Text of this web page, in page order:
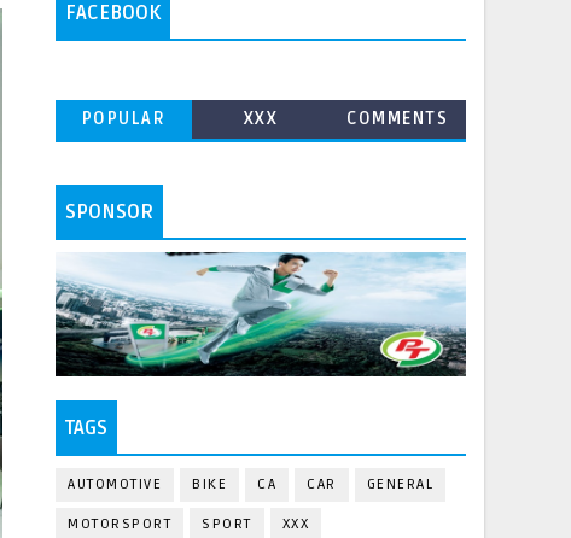
FACEBOOK
POPULAR XXX COMMENTS
SPONSOR
TAGS
AUTOMOTIVE BIKE CA CAR GENERAL
MOTORSPORT SPORT XXX